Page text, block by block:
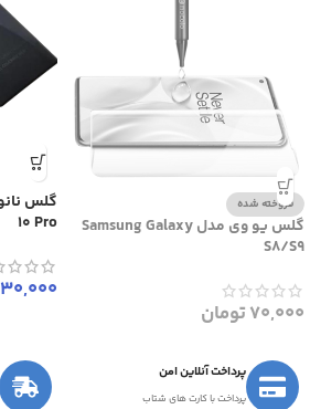
فروخته شده
گلس یو وی مدل Samsung Galaxy
S8/S9
70,000تومان
10 Pro
30,000
پرداخت آنلاین امن
پرداخت با کارت های شتاب